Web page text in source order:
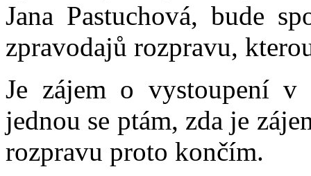
Jana Pastuchová, bude
zpravodajů rozpravu,
Je zájem o vystoupení v
jednou se ptám, zda je
rozpravu proto končím.